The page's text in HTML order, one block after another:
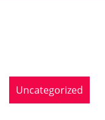
Uncategorized